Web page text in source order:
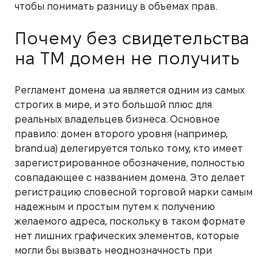
чтобы понимать разницу в объемах прав.
Почему без свидетельства
на ТМ домен не получить
Регламент домена .ua является одним из самых
строгих в мире, и это большой плюс для
реальных владельцев бизнеса. Основное
правило: домен второго уровня (например,
brand.ua) делегируется только тому, кто имеет
зарегистрированное обозначение, полностью
совпадающее с названием домена. Это делает
регистрацию словесной торговой марки самым
надежным и простым путем к получению
желаемого адреса, поскольку в таком формате
нет лишних графических элементов, которые
могли бы вызвать неоднозначность при